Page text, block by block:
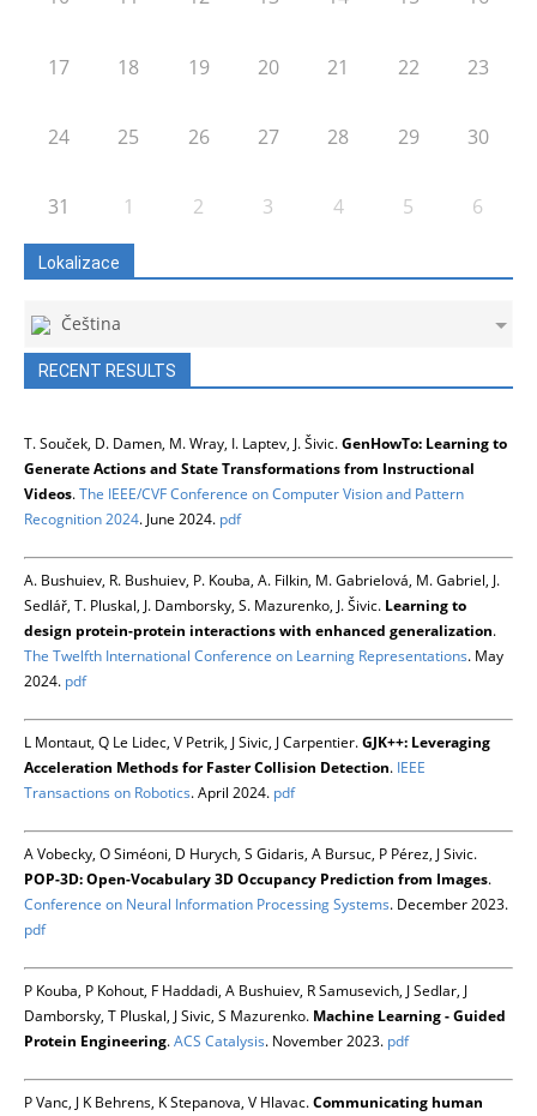
17 18 19 20 21 22 23
24 25 26 27 28 29 30
31 1 2 3 4 5 6
Lokalizace
Čeština
RECENT RESULTS
T. Souček, D. Damen, M. Wray, I. Laptev, J. Šivic.GenHowTo: Learning to
Generate Actions and State Transformations from Instructional
Videos.The IEEE/CVF Conference on Computer Vision and Pattern
Recognition 2024. June 2024. pdf
A. Bushuiev, R. Bushuiev, P. Kouba, A. Filkin, M. Gabrielová, M. Gabriel, J.
Sedlář, T. Pluskal, J. Damborsky, S. Mazurenko, J. Šivic. Learning to
design protein-protein interactions with enhanced generalization.
The Twelfth International Conference on Learning Representations. May
2024. pdf
L Montaut, Q Le Lidec, V Petrik, J Sivic, J Carpentier.GJK++: Leveraging
Acceleration Methods for Faster Collision Detection. IEEE
Transactions on Robotics. April 2024. pdf
A Vobecky, O Siméoni, D Hurych, S Gidaris, A Bursuc, P Pérez, J Sivic.
POP-3D: Open-Vocabulary 3D Occupancy Prediction from Images.
Conference on Neural Information Processing Systems. December 2023.
pdf
P Kouba, P Kohout, F Haddadi, A Bushuiev, R Samusevich, J Sedlar, J
Damborsky, T Pluskal, J Sivic, S Mazurenko. Machine Learning - Guided
Protein Engineering.ACS Catalysis. November 2023. pdf
P Vanc, J K Behrens, K Stepanova, V Hlavac.Communicating human